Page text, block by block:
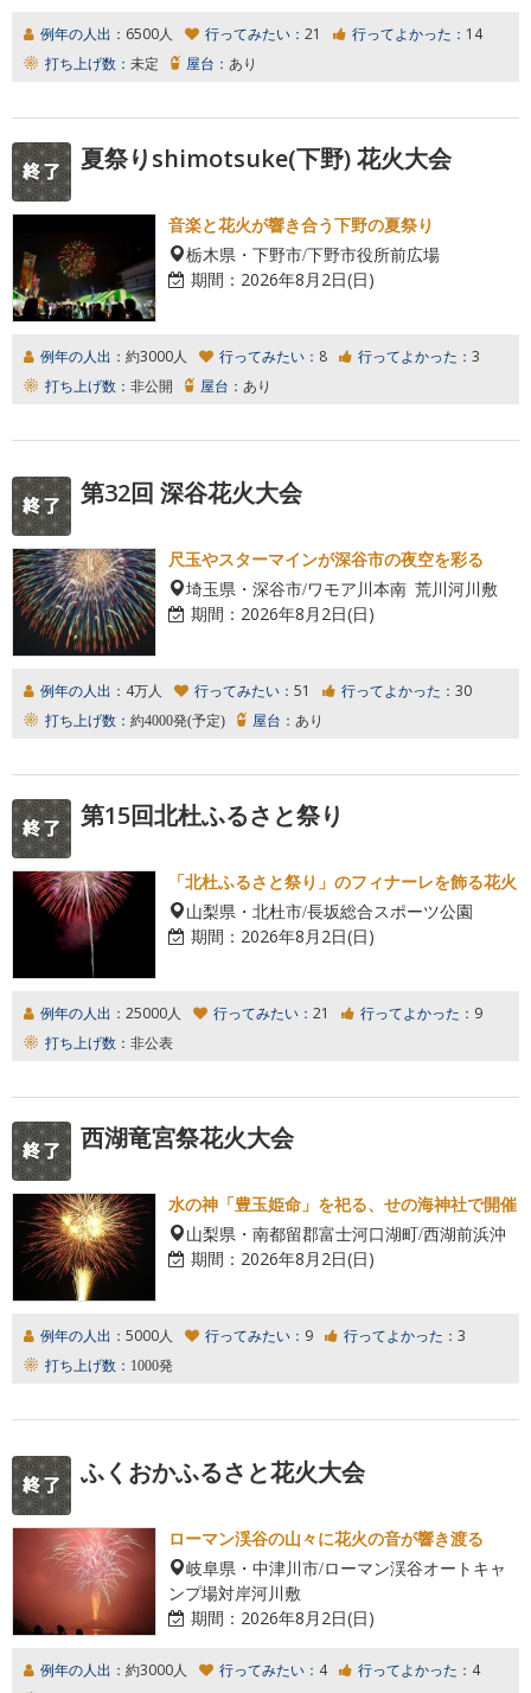
例年の人出： 6500人 行ってみたい： 21 行ってよかった： 14
打ち上げ数： 未定 屋台： あり
夏祭りshimotsuke(下野) 花火大会
音楽と花火が響き合う下野の夏祭り
栃木県・下野市/下野市役所前広場
期間： 2026年8月2日(日)
例年の人出： 約3000人 行ってみたい： 8 行ってよかった： 3
打ち上げ数： 非公開 屋台： あり
第32回 深谷花火大会
尺玉やスターマインが深谷市の夜空を彩る
埼玉県・深谷市/ワモア川本南 荒川河川敷
期間： 2026年8月2日(日)
例年の人出： 4万人 行ってみたい： 51 行ってよかった： 30
打ち上げ数： 約4000発(予定) 屋台： あり
第15回北杜ふるさと祭り
「北杜ふるさと祭り」のフィナーレを飾る花火
山梨県・北杜市/長坂総合スポーツ公園
期間： 2026年8月2日(日)
例年の人出： 25000人 行ってみたい： 21 行ってよかった： 9
打ち上げ数： 非公表
西湖竜宮祭花火大会
水の神「豊玉姫命」を祀る、せの海神社で開催
山梨県・南都留郡富士河口湖町/西湖前浜沖
期間： 2026年8月2日(日)
例年の人出： 5000人 行ってみたい： 9 行ってよかった： 3
打ち上げ数： 1000発
ふくおかふるさと花火大会
ローマン渓谷の山々に花火の音が響き渡る
岐阜県・中津川市/ローマン渓谷オートキャ
ンプ場対岸河川敷
期間： 2026年8月2日(日)
例年の人出： 約3000人 行ってみたい： 4 行ってよかった： 4